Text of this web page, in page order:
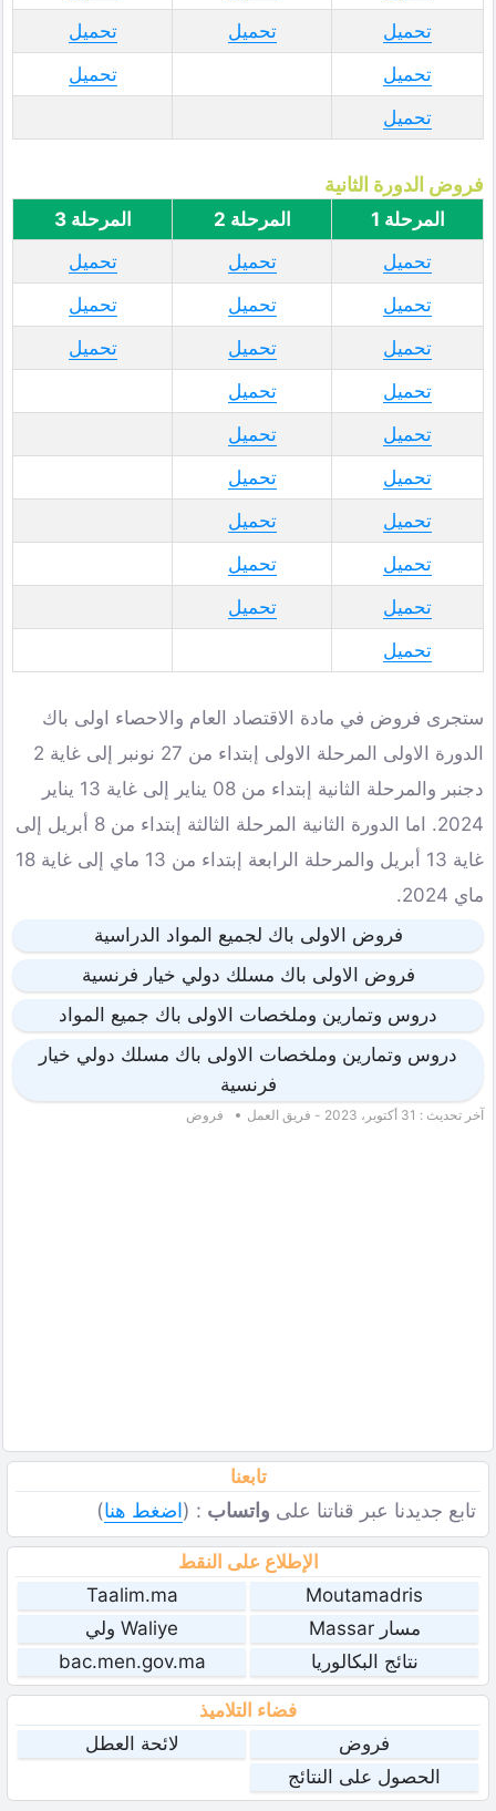
تحميل
تحميل
تحميل
تحميل
تحميل
تحميل
فروض الدورة الثانية
المرحلة 1 المرحلة 2
المرحلة 3
تحميل
تحميل
تحميل
تحميل
تحميل
تحميل
تحميل
تحميل
تحميل
تحميل
تحميل
تحميل
تحميل
تحميل
تحميل
تحميل
تحميل
تحميل
تحميل
تحميل
تحميل
تحميل
ستجرى فروض في مادة الاقتصاد العام والاحصاء اولى باك
الدورة الاولى المرحلة الاولى إبتداء من 27 نونبر إلى غاية 2
دجنبر والمرحلة الثانية إبتداء من 08 يناير إلى غاية 13 يناير
2024. اما الدورة الثانية المرحلة الثالثة إبتداء من 8 أبريل إلى
غاية 13 أبريل والمرحلة الرابعة إبتداء من 13 ماي إلى غاية 18
ماي 2024.
فروض الاولى باك لجميع المواد الدراسية
فروض الاولى باك مسلك دولي خيار فرنسية
دروس وتمارين وملخصات الاولى باك جميع المواد
دروس وتمارين وملخصات الاولى باك مسلك دولي خيار
فرنسية
آخر تحديث : 31 أكتوبر، 2023 - فريق العمل فروض
تابعنا
تابع جديدنا عبر قناتنا على واتساب : (اضغط هنا)
الإطلاع على النقط
Moutamadris
Taalim.ma
مسار Massar
Waliye ولي
نتائج البكالوريا
bac.men.gov.ma
فضاء التلاميذ
فروض
لائحة العطل
الحصول على النتائج